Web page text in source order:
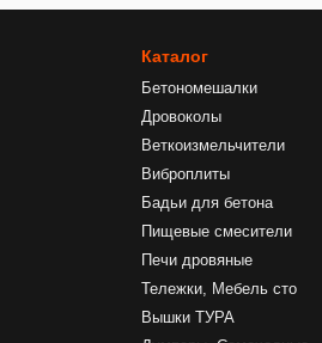
Каталог
Бетономешалки
Дровоколы
Веткоизмельчители
Виброплиты
Бадьи для бетона
Пищевые смесители
Печи дровяные
Тележки, Мебель сто
Вышки ТУРА